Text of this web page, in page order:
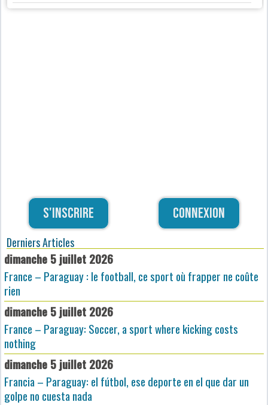
S'inscrire Connexion
Derniers Articles
dimanche 5 juillet 2026
France – Paraguay : le football, ce sport où frapper ne coûte
rien
dimanche 5 juillet 2026
France – Paraguay: Soccer, a sport where kicking costs
nothing
dimanche 5 juillet 2026
Francia – Paraguay: el fútbol, ese deporte en el que dar un
golpe no cuesta nada